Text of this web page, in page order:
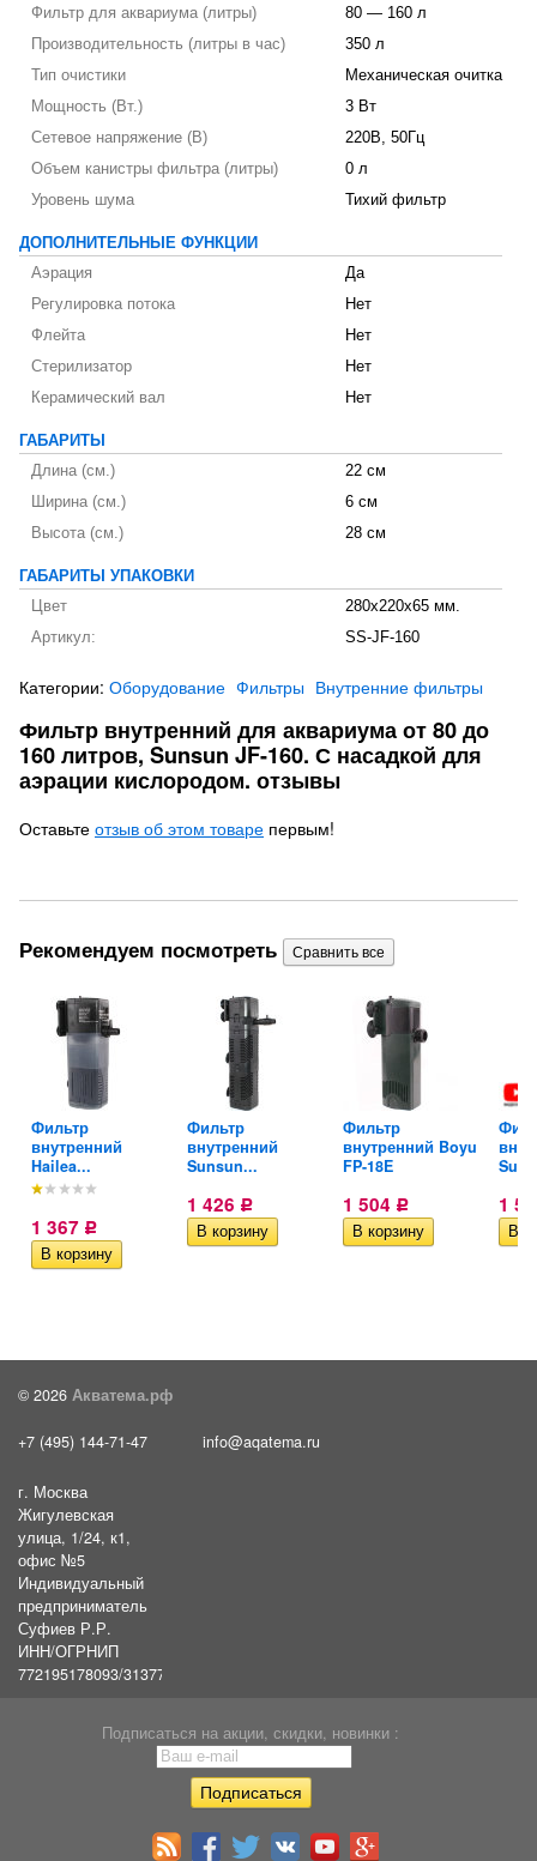
Фильтр для аквариума (литры)
80 — 160 л
Производительность (литры в час)
350 л
Тип очистики
Механическая очитка
Мощность (Вт.)
3 Вт
Сетевое напряжение (В)
220В, 50Гц
Объем канистры фильтра (литры)
0 л
Уровень шума
Тихий фильтр
ДОПОЛНИТЕЛЬНЫЕ ФУНКЦИИ
Аэрация
Да
Регулировка потока
Нет
Флейта
Нет
Стерилизатор
Нет
Керамический вал
Нет
ГАБАРИТЫ
Длина (см.)
22 см
Ширина (см.)
6 см
Высота (см.)
28 см
ГАБАРИТЫ УПАКОВКИ
Цвет
280х220х65 мм.
Артикул:
SS-JF-160
Категории: Оборудование Фильтры Внутренние фильтры
Фильтр внутренний для аквариума от 80 до
160 литров, Sunsun JF-160. С насадкой для
аэрации кислородом. отзывы
Оставьте отзыв об этом товаре первым!
Рекомендуем посмотреть
Фильтр
внутренний
Hailea...
1 367 Р
Фильтр
внутренний
Sunsun...
1 426 Р
Фильтр
внутренний Boyu
FP-18E
1 504 Р 1
© 2026 Акватема.рф
+7 (495) 144-71-47 info@aqatema.ru
г. Москва
Жигулевская
улица, 1/24, к1,
офис №5
Индивидуальный
предприниматель
Суфиев Р.Р.
ИНН/ОГРНИП
772195178093/31377461610054
Подписаться на акции, скидки, новинки :